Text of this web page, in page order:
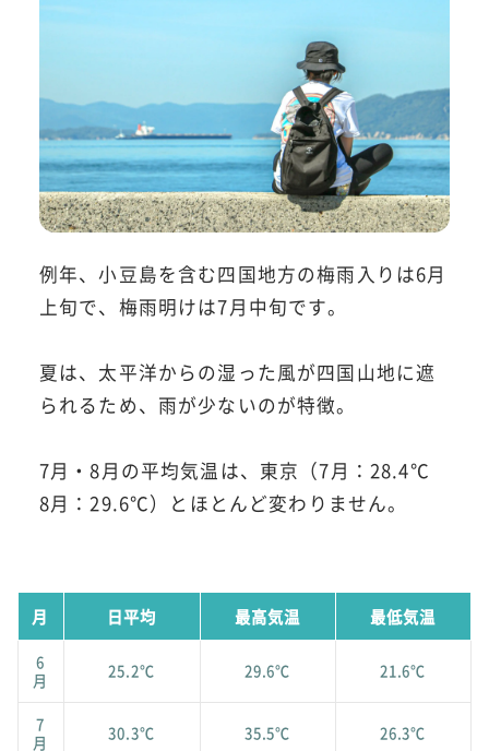
例年、小豆島を含む四国地方の梅雨入りは6月
上旬で、梅雨明けは7月中旬です。
夏は、太平洋からの湿った風が四国山地に遮
られるため、雨が少ないのが特徴。
7月・8月の平均気温は、東京（7月：28.4℃
8月：29.6℃）とほとんど変わりません。
月 日平均 最高気温 最低気温
6
月
25.2℃ 29.6℃ 21.6℃
7
月
30.3℃ 35.5℃ 26.3℃